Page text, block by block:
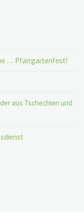
… Pfarrgartenfest!
aus Tschechien und